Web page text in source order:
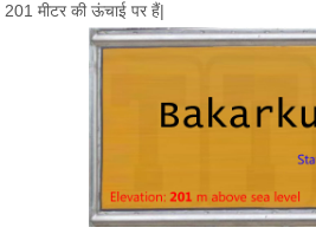
201 मीटर की ऊंचाई पर हैं|